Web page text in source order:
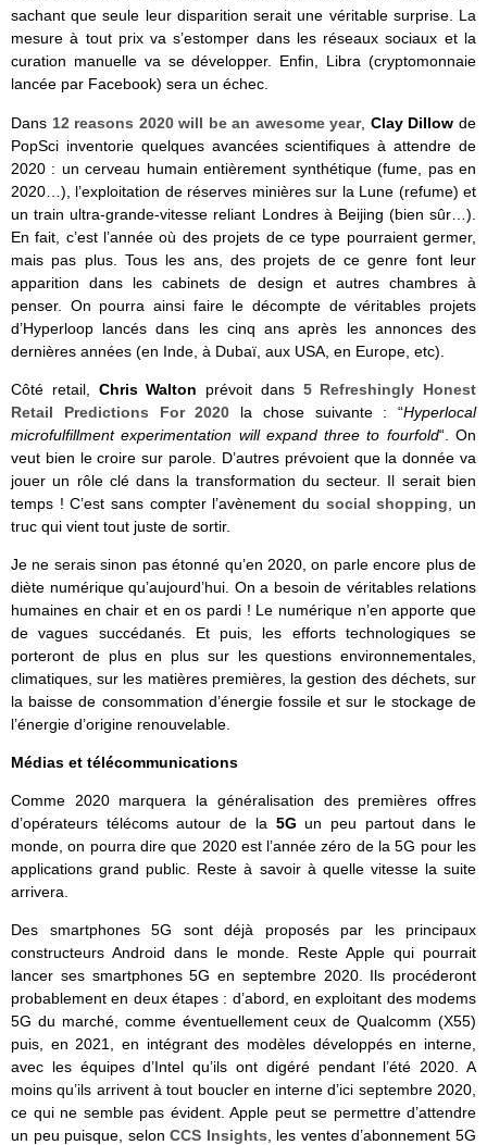
sachant que seule leur disparition serait une véritable surprise. La
mesure à tout prix va s’estomper dans les réseaux sociaux et la
curation manuelle va se développer. Enfin, Libra (cryptomonnaie
lancée par Facebook) sera un échec.
Dans 12 reasons 2020 will be an awesome year, Clay Dillowde
PopSci inventorie quelques avancées scientifiques à attendre de
2020 : un cerveau humain entièrement synthétique (fume, pas en
2020…), l’exploitation de réserves minières sur la Lune (refume) et
un train ultra-grande-vitesse reliant Londres à Beijing (bien sûr…).
En fait, c’est l’année où des projets de ce type pourraient germer,
mais pas plus. Tous les ans, des projets de ce genre font leur
apparition dans les cabinets de design et autres chambres à
penser. On pourra ainsi faire le décompte de véritables projets
d’Hyperloop lancés dans les cinq ans après les annonces des
dernières années (en Inde, à Dubaï, aux USA, en Europe, etc).
Côté retail, Chris Walton prévoit dans 5 Refreshingly Honest
Retail Predictions For 2020 la chose suivante : “Hyperlocal
microfulfillment experimentation will expand three to fourfold“. On
veut bien le croire sur parole. D’autres prévoient que la donnée va
jouer un rôle clé dans la transformation du secteur. Il serait bien
temps ! C’est sans compter l’avènement du social shopping , un
truc qui vient tout juste de sortir.
Je ne serais sinon pas étonné qu’en 2020, on parle encore plus de
diète numérique qu’aujourd’hui. On a besoin de véritables relations
humaines en chair et en os pardi ! Le numérique n’en apporte que
de vagues succédanés. Et puis, les efforts technologiques se
porteront de plus en plus sur les questions environnementales,
climatiques, sur les matières premières, la gestion des déchets, sur
la baisse de consommation d’énergie fossile et sur le stockage de
l’énergie d’origine renouvelable.
Médias et télécommunications
Comme 2020 marquera la généralisation des premières offres
d’opérateurs télécoms autour de la 5G un peu partout dans le
monde, on pourra dire que 2020 est l’année zéro de la 5G pour les
applications grand public. Reste à savoir à quelle vitesse la suite
arrivera.
Des smartphones 5G sont déjà proposés par les principaux
constructeurs Android dans le monde. Reste Apple qui pourrait
lancer ses smartphones 5G en septembre 2020. Ils procéderont
probablement en deux étapes : d’abord, en exploitant des modems
5G du marché, comme éventuellement ceux de Qualcomm (X55)
puis, en 2021, en intégrant des modèles développés en interne,
avec les équipes d’Intel qu’ils ont digéré pendant l’été 2020. A
moins qu’ils arrivent à tout boucler en interne d’ici septembre 2020,
ce qui ne semble pas évident. Apple peut se permettre d’attendre
un peu puisque, selonCCS Insights , les ventes d’abonnement 5G